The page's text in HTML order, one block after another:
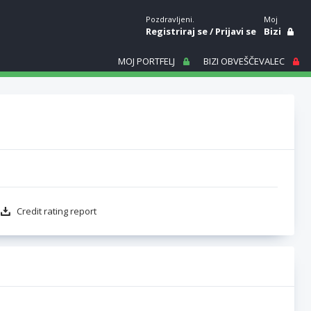
Pozdravljeni.
Registriraj se/Prijavi se
Moj
Bizi
MOJ PORTFELJ BIZI OBVEŠČEVALEC
Credit rating report